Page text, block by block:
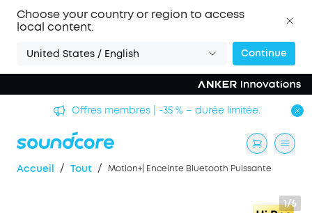
Choose your country or region to access
local content.
United States / English Continue
Offres membres | -35 % – durée limitée.
Accueil / Tout / Motion+| Enceinte Bluetooth Puissante
1/6